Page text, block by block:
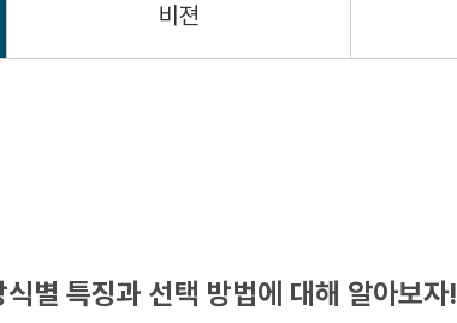
비젼
별 특징과 선택 방법에 대해 알아보자!